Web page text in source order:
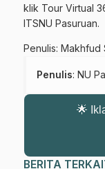
klik Tour Virtual
ITSNU Pasuruan.
Penulis: Makhfud
Penulis: NU
🌟
BERITA